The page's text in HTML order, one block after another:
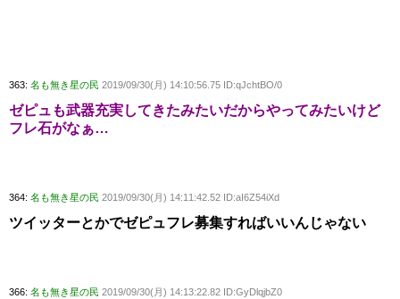
363: 名も無き星の民 2019/09/30(月) 14:10:56.75 ID:qJchtBO/0
ゼピュも武器充実してきたみたいだからやってみたいけど
フレ石がなぁ…
364: 名も無き星の民 2019/09/30(月) 14:11:42.52 ID:aI6Z54iXd
ツイッターとかでゼピュフレ募集すればいいんじゃない
366: 名も無き星の民 2019/09/30(月) 14:13:22.82 ID:GyDlqjbZ0